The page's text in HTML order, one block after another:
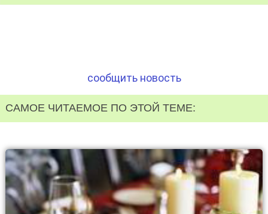
сообщить новость
САМОЕ ЧИТАЕМОЕ ПО ЭТОЙ ТЕМЕ: